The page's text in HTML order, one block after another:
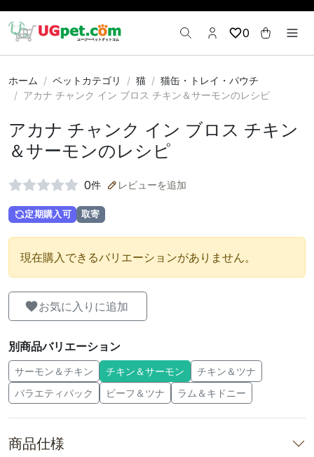
0
ホーム ペットカテゴリ 猫
猫缶・トレイ・パウチ
アカナ チャンク イン ブロス チキン＆サーモンのレシピ
アカナ チャンク イン ブロス チキン
＆サーモンのレシピ
0件 レビューを追加
定期購入可 取寄
現在購入できるバリエーションがありません。
お気に入りに追加
別商品バリエーション
サーモン＆チキン チキン＆サーモン
チキン＆ツナ
バラエティパック
ビーフ＆ツナ ラム＆キドニー
商品仕様